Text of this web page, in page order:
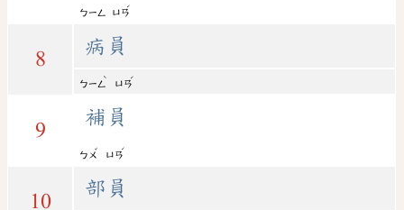
ㄅㄧㄥ ㄩㄢ
ˊ
8
病員
ㄅㄧㄥ
ˋ
ㄩㄢ
ˊ
9
補員
ㄅㄨ
ˇ
ㄩㄢ
ˊ
10
部員